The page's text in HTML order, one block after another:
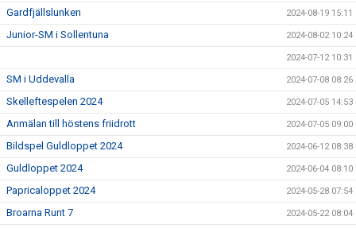
Gardfjällslunken 2024-08-19 15:11
Junior-SM i Sollentuna 2024-08-02 10:24
2024-07-12 10:31
SM i Uddevalla 2024-07-08 08:26
Skelleftespelen 2024 2024-07-05 14:53
Anmälan till höstens friidrott 2024-07-05 09:00
Bildspel Guldloppet 2024 2024-06-12 08:38
Guldloppet 2024 2024-06-04 08:10
Papricaloppet 2024 2024-05-28 07:54
Broarna Runt 7 2024-05-22 08:04